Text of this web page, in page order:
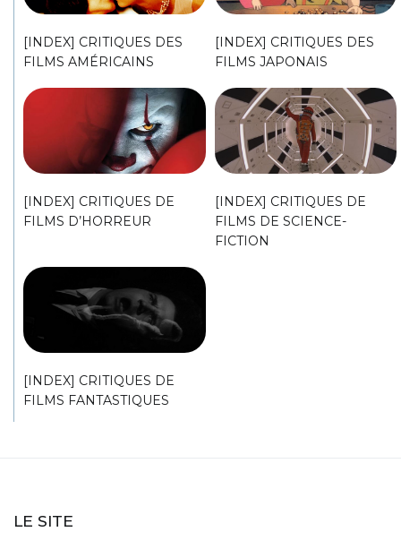
[INDEX] CRITIQUES DES
FILMS AMÉRICAINS
[INDEX] CRITIQUES DES
FILMS JAPONAIS
[INDEX] CRITIQUES DE
FILMS D’HORREUR
[INDEX] CRITIQUES DE
FILMS DE SCIENCE-
FICTION
[INDEX] CRITIQUES DE
FILMS FANTASTIQUES
LE SITE